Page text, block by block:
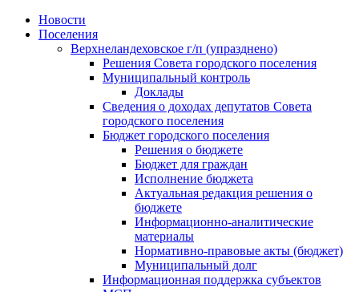
Skip
Новости
Поселения
Верхнеландеховское г/п (упразднено)
Решения Совета городского поселения
Муниципальный контроль
Доклады
Сведения о доходах депутатов Совета
городского поселения
Бюджет городского поселения
Решения о бюджете
Бюджет для граждан
Исполнение бюджета
Актуальная редакция решения о
бюджете
Информационно-аналитические
материалы
Нормативно-правовые акты (бюджет)
Муниципальный долг
Информационная поддержка субъектов